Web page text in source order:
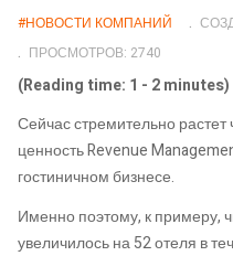
#НОВОСТИ КОМПАНИЙ
ПРОСМОТРОВ: 2740
(Reading time: 1 - 2 minutes)
Сейчас стремительно
ценность Revenue
гостиничном бизнесе.
Именно поэтому, к примеру,
увеличилось на 52 отеля в